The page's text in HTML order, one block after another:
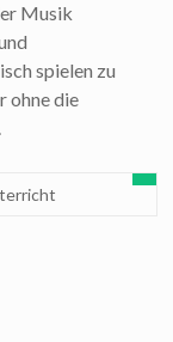
Musik
spielen zu
ohne die